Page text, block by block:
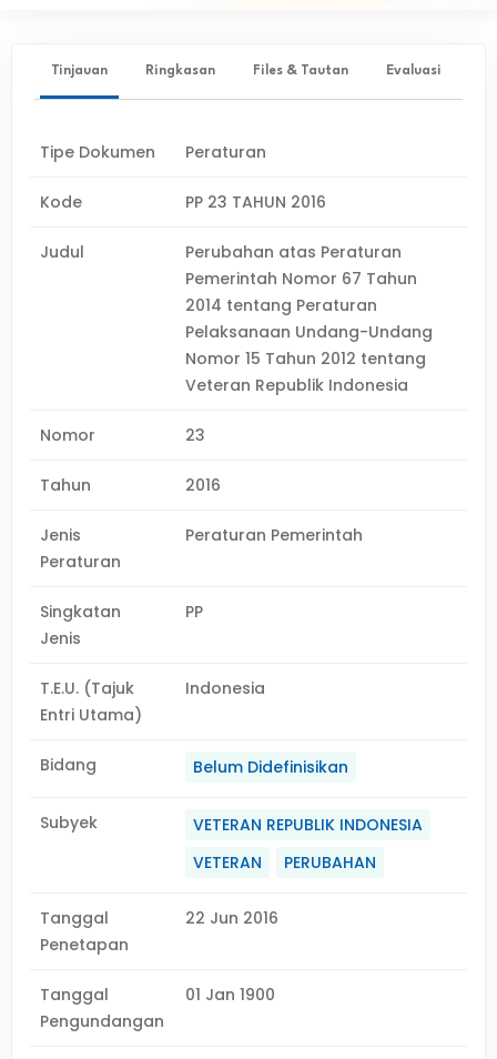
Tinjauan Ringkasan Files & Tautan Evaluasi
Tipe Dokumen Peraturan
Kode PP 23 TAHUN 2016
Judul
Perubahan atas Peraturan
Pemerintah Nomor 67 Tahun
2014 tentang Peraturan
Pelaksanaan Undang-Undang
Nomor 15 Tahun 2012 tentang
Veteran Republik Indonesia
Nomor 23
Tahun 2016
Jenis
Peraturan
Peraturan Pemerintah
Singkatan
Jenis
PP
T.E.U. (Tajuk
Entri Utama)
Indonesia
Bidang Belum Didefinisikan
Subyek
VETERAN REPUBLIK INDONESIA
VETERAN
PERUBAHAN
Tanggal
Penetapan
22 Jun 2016
Tanggal
Pengundangan
01 Jan 1900